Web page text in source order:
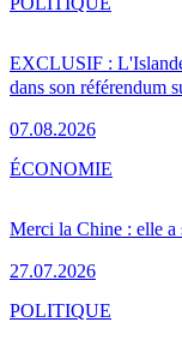
EXCLUSIF :
dans son référendum
07.08.2026
Merci la Chine : elle a
27.07.2026
ÉCONOMIE
POLITIQUE